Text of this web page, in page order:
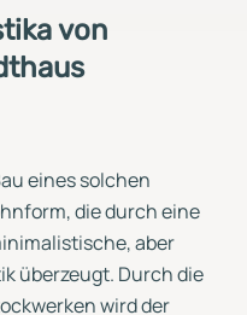
von
eines solchen
die durch eine
aber
überzeugt. Durch die
wird der